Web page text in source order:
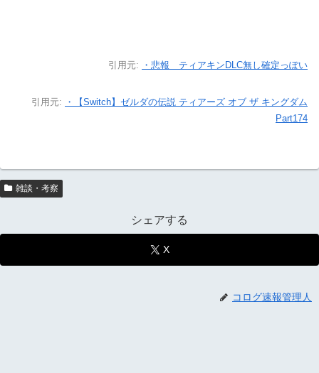
引用元: ・悲報 ティアキンDLC無し確定っぽい
引用元:
・【Switch】ゼルダの伝説 ティアーズ オブ ザ キングダム
Part174
雑談・考察
シェアする
X
コログ速報管理人